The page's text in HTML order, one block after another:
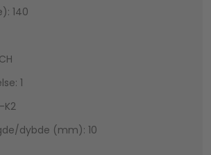
140
1
K2
dybde (mm): 10